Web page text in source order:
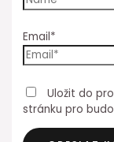
Email*
Uložit do
stránku pro